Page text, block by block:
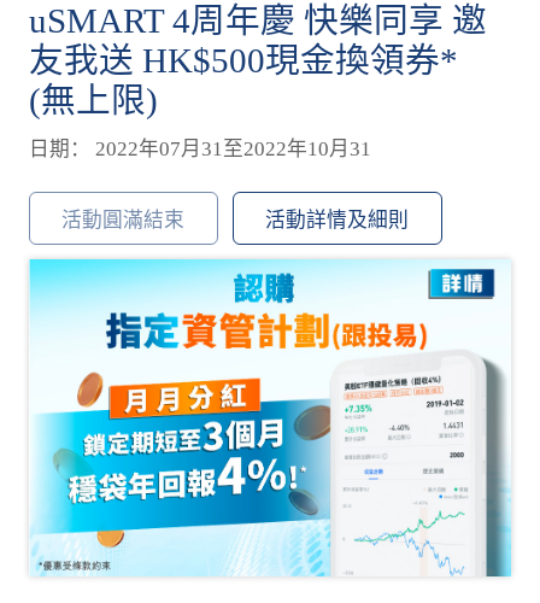
uSMART 4周年慶 快樂同享 邀
友我送 HK$500現金換領券*
(無上限)
日期： 2022年07月31至2022年10月31
活動圓滿結束 活動詳情及細則